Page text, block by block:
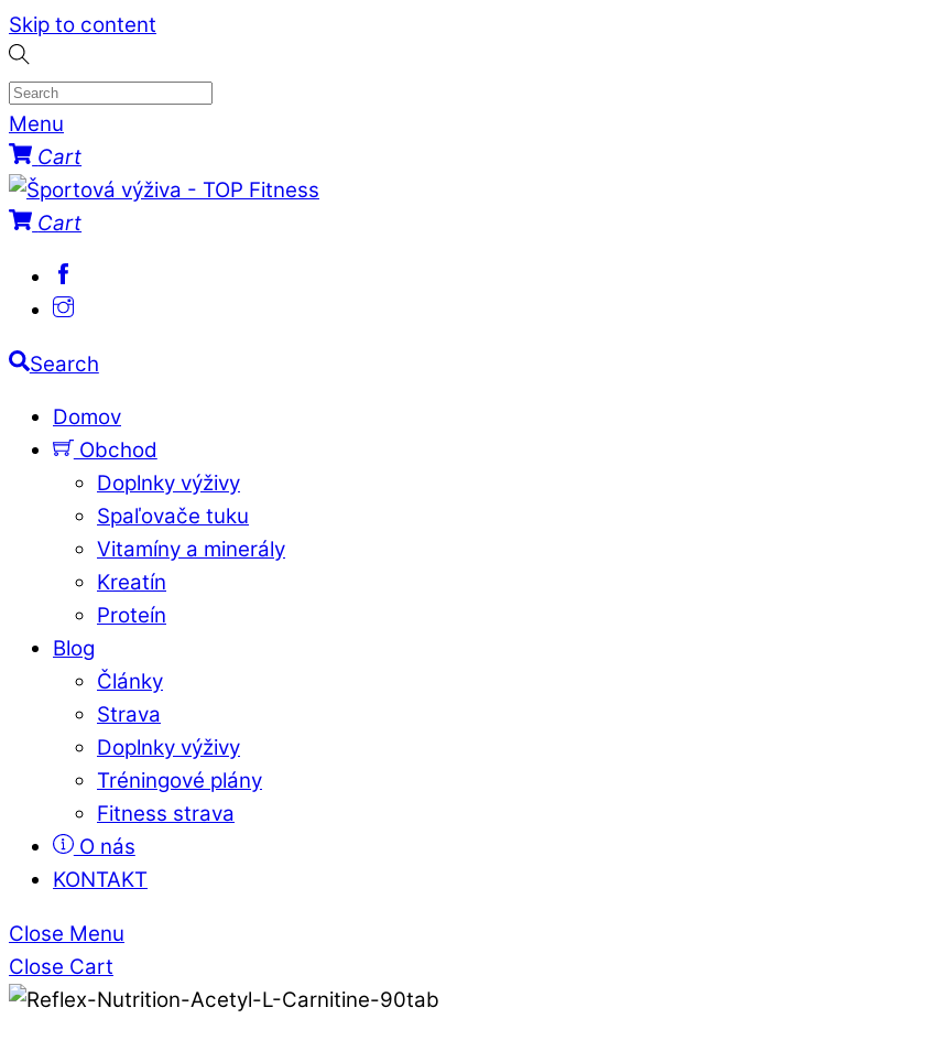
Skip to content
Menu
Cart
Cart
Search
Domov
Obchod
Doplnky výživy
Spaľovače tuku
Vitamíny a minerály
Kreatín
Proteín
Blog
Články
Strava
Doplnky výživy
Tréningové plány
Fitness strava
O nás
KONTAKT
Close Menu
Close Cart